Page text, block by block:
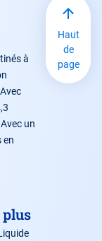
à
un
en
Haut
de
page